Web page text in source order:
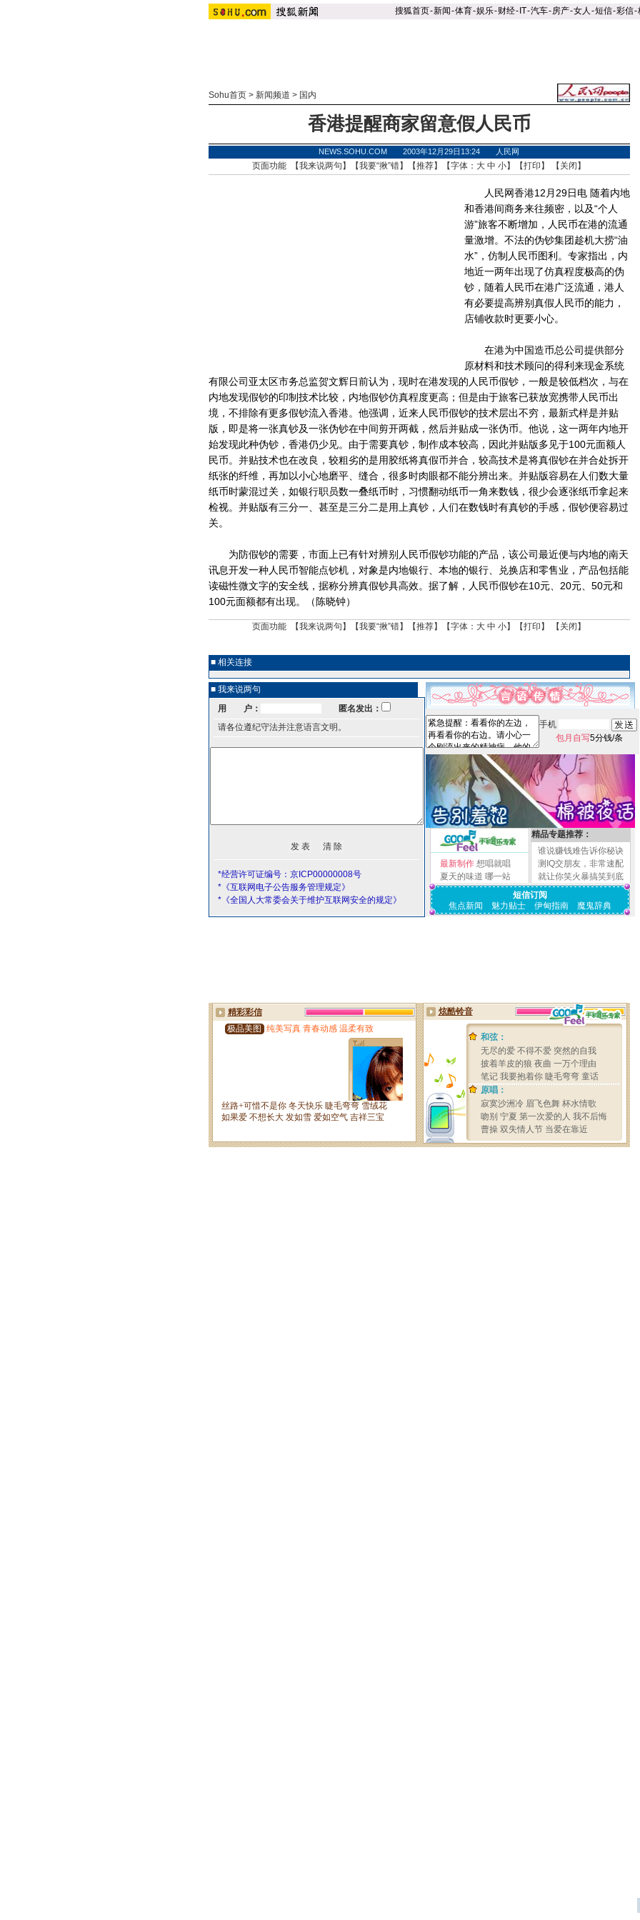
搜狐首页-新闻-体育-娱乐-财经- IT-汽车-房产-女人 -短信-彩信-
Sohu首页> 新闻频道 > 国内
香港提醒商家留意假人民币
NEWS.SOHU.COM 2003年12月29日13:24 人民网
页面功能 【我来说两句 】【我要“揪”错】【推荐】【字体： 大 中 小】【打印 】 【 关闭 】
人民网香港12月29日电 随着内地
和香港间商务来往频密，以及“个人
游”旅客不断增加，人民币在港的流通
量激增。不法的伪钞集团趁机大捞“油
水”，仿制人民币图利。专家指出，内
地近一两年出现了仿真程度极高的伪
钞，随着人民币在港广泛流通，港人
有必要提高辨别真假人民币的能力，
店铺收款时更要小心。
在港为中国造币总公司提供部分
原材料和技术顾问的得利来现金系统
有限公司亚太区市务总监贺文辉日前认为，现时在港发现的人民币假钞，一般是较低档次，与在
内地发现假钞的印制技术比较，内地假钞仿真程度更高；但是由于旅客已获放宽携带人民币出
境，不排除有更多假钞流入香港。他强调，近来人民币假钞的技术层出不穷，最新式样是并贴
版，即是将一张真钞及一张伪钞在中间剪开两截，然后并贴成一张伪币。他说，这一两年内地开
始发现此种伪钞，香港仍少见。由于需要真钞，制作成本较高，因此并贴版多见于100元面额人
民币。并贴技术也在改良，较粗劣的是用胶纸将真假币并合，较高技术是将真假钞在并合处拆开
纸张的纤维，再加以小心地磨平、缝合，很多时肉眼都不能分辨出来。并贴版容易在人们数大量
纸币时蒙混过关，如银行职员数一叠纸币时，习惯翻动纸币一角来数钱，很少会逐张纸币拿起来
检视。并贴版有三分一、甚至是三分二是用上真钞，人们在数钱时有真钞的手感，假钞便容易过
关。
为防假钞的需要，市面上已有针对辨别人民币假钞功能的产品，该公司最近便与内地的南天
讯息开发一种人民币智能点钞机，对象是内地银行、本地的银行、兑换店和零售业，产品包括能
读磁性微文字的安全线，据称分辨真假钞具高效。据了解，人民币假钞在10元、20元、50元和
100元面额都有出现。（陈晓钟）
页面功能 【我来说两句 】【我要“揪”错】【推荐】【字体： 大 中 小】【打印 】 【 关闭 】
■ 相关连接
■ 我来说两句
用 户：
匿名发出：
请各位遵纪守法并注意语言文明。
*经营许可证编号：京ICP00000008号
*《互联网电子公告服务管理规定》
*《全国人大常委会关于维护互联网安全的规定》
手机
包月自写5分钱/条
最新制作 想唱就唱
夏天的味道 哪一站
精品专题推荐：
谁说赚钱难告诉你秘诀
测IQ交朋友，非常速配
就让你笑火暴搞笑到底
短信订阅
焦点新闻
魅力贴士 伊甸指南 魔鬼辞典